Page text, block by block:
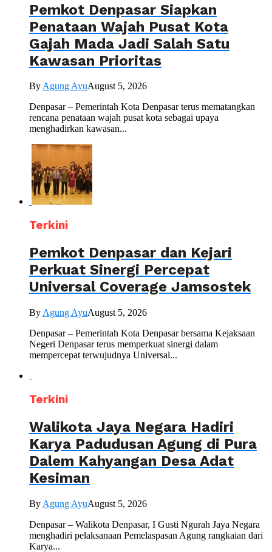
Pemkot Denpasar Siapkan
Penataan Wajah Pusat Kota
Gajah Mada Jadi Salah Satu
Kawasan Prioritas
ByAgung AyuAugust 5, 2026
Denpasar – Pemerintah Kota Denpasar terus mematangkan
rencana penataan wajah pusat kota sebagai upaya
menghadirkan kawasan...
Terkini
Pemkot Denpasar dan Kejari
Perkuat Sinergi Percepat
Universal Coverage Jamsostek
By Agung AyuAugust 5, 2026
Denpasar – Pemerintah Kota Denpasar bersama Kejaksaan
Negeri Denpasar terus memperkuat sinergi dalam
mempercepat terwujudnya Universal...
Terkini
Walikota Jaya Negara Hadiri
Karya Padudusan Agung di Pura
Dalem Kahyangan Desa Adat
Kesiman
By Agung AyuAugust 5, 2026
Denpasar – Walikota Denpasar, I Gusti Ngurah Jaya Negara
menghadiri pelaksanaan Pemelaspasan Agung rangkaian dari
Karya...